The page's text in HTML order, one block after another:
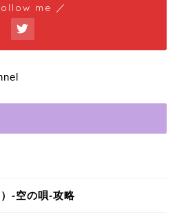
me ／
-空の唄-攻略